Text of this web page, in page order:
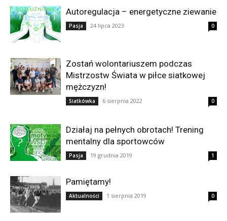
Autoregulacja – energetyczne ziewanie
Pasja 24 lipca 2023 0
Zostań wolontariuszem podczas
Mistrzostw Świata w piłce siatkowej
mężczyzn!
Siatkówka 6 sierpnia 2022 0
Działaj na pełnych obrotach! Trening
mentalny dla sportowców
Pasja 19 grudnia 2019 1
Pamiętamy!
Aktualności 1 sierpnia 2019 0